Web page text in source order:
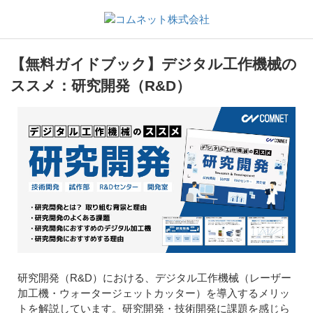
【無料ガイドブック】デジタル工作機械の
ススメ：研究開発（R&D）
研究開発（R&D）における、デジタル工作機械（レーザー
加工機・ウォータージェットカッター）を導入するメリッ
トを解説しています。研究開発・技術開発に課題を感じら